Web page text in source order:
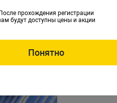
После прохождения регистрации
будут доступны цены и акции
Понятно